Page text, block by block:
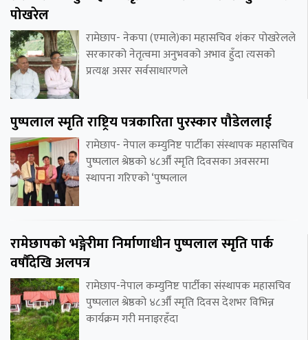
पोखरेल
रामेछाप- नेकपा (एमाले)का महासचिव शंकर पोखरेलले
सरकारको नेतृत्वमा अनुभवको अभाव हुँदा त्यसको
प्रत्यक्ष असर सर्वसाधारणले
पुष्पलाल स्मृति राष्ट्रिय पत्रकारिता पुरस्कार पौडेललाई
रामेछाप- नेपाल कम्युनिष्ट पार्टीका संस्थापक महासचिव
पुष्पलाल श्रेष्ठको ४८औँ स्मृति दिवसका अवसरमा
स्थापना गरिएको ‘पुष्पलाल
रामेछापको भङ्गेरीमा निर्माणाधीन पुष्पलाल स्मृति पार्क
वर्षौंदेखि अलपत्र
रामेछाप-नेपाल कम्युनिष्ट पार्टीका संस्थापक महासचिव
पुष्पलाल श्रेष्ठको ४८औँ स्मृति दिवस देशभर विभिन्न
कार्यक्रम गरी मनाइरहँदा